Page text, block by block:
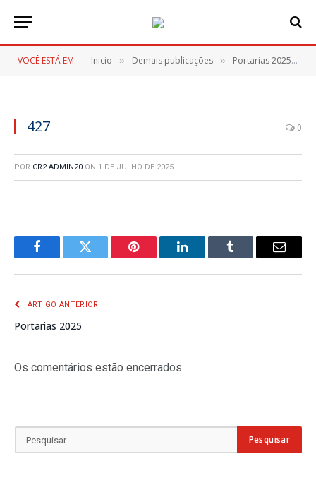
VOCÊ ESTÁ EM: Inicio » Demais publicações » Portarias 2025
427 0
POR CR2-ADMIN20 ON 1 DE JULHO DE 2025
FacebookTwitter Pinterest LinkedInTumblr
E-
ARTIGO ANTERIOR
Portarias 2025
Os comentários estão encerrados.